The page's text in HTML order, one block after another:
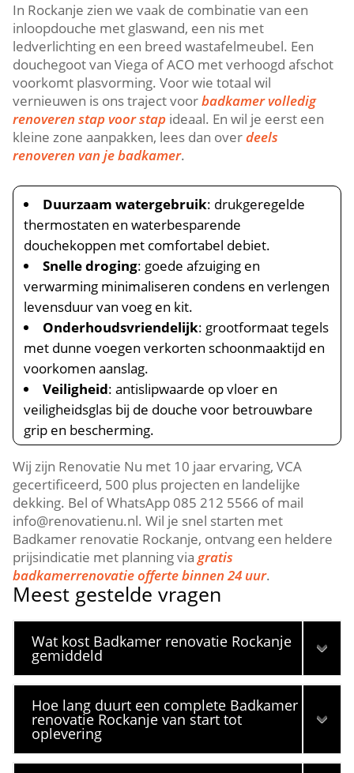
In Rockanje zien we vaak de combinatie van een
inloopdouche met glaswand, een nis met
ledverlichting en een breed wastafelmeubel.​ Een
douchegoot van Viega of ACO met verhoogd afschot
voorkomt plasvorming.​ Voor wie totaal wil
vernieuwen is ons traject voorbadkamer volledig
renoveren stap voor stap ideaal.​ En wil je eerst een
kleine zone aanpakken, lees dan overdeels
renoveren van je badkamer.​
Duurzaam watergebruik: drukgeregelde
thermostaten en waterbesparende
douchekoppen met comfortabel debiet.​
Snelle droging: goede afzuiging en
verwarming minimaliseren condens en verlengen
levensduur van voeg en kit.​
Onderhoudsvriendelijk: grootformaat tegels
met dunne voegen verkorten schoonmaaktijd en
voorkomen aanslag.​
Veiligheid: antislipwaarde op vloer en
veiligheidsglas bij de douche voor betrouwbare
grip en bescherming.​
Wij zijn Renovatie Nu met 10 jaar ervaring, VCA
gecertificeerd, 500 plus projecten en landelijke
dekking.​ Bel of WhatsApp 085 212 5566 of mail
info@renovatienu.​nl.​ Wil je snel starten met
Badkamer renovatie Rockanje, ontvang een heldere
prijsindicatie met planning viagratis
badkamerrenovatie offerte binnen 24 uur.​
Meest gestelde vragen
Wat kost Badkamer renovatie Rockanje
gemiddeld
Hoe lang duurt een complete Badkamer
renovatie Rockanje van start tot
oplevering